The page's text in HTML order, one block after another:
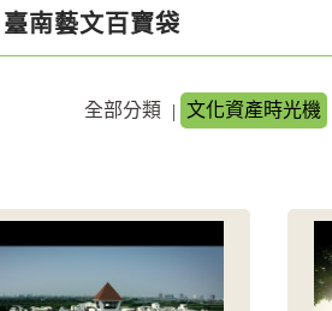
臺南藝文百寶袋
全部分類 | 文化資產時光機